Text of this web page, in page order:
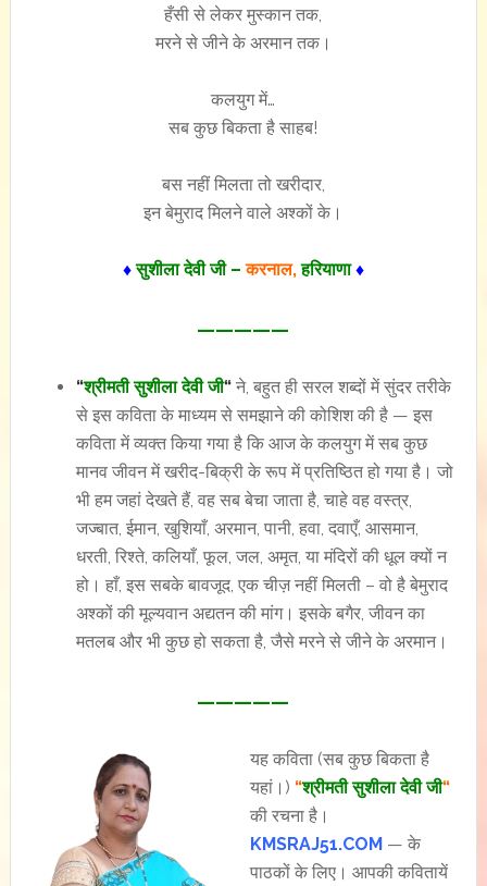
हँसी से लेकर मुस्कान तक,
मरने से जीने के अरमान तक।
कलयुग में…
सब कुछ बिकता है साहब!
बस नहीं मिलता तो खरीदार,
इन बेमुराद मिलने वाले अश्कों के।
♦सुशीला देवी जी –करनाल,हरियाणा ♦
—————
“श्रीमती सुशीला देवी जी“ने, बहुत ही सरल शब्दों में सुंदर तरीके
से इस कविता के माध्यम से समझाने की कोशिश की है — इस
कविता में व्यक्त किया गया है कि आज के कलयुग में सब कुछ
मानव जीवन में खरीद-बिक्री के रूप में प्रतिष्ठित हो गया है। जो
भी हम जहां देखते हैं, वह सब बेचा जाता है, चाहे वह वस्त्र,
जज्बात, ईमान, खुशियाँ, अरमान, पानी, हवा, दवाएँ, आसमान,
धरती, रिश्ते, कलियाँ, फूल, जल, अमृत, या मंदिरों की धूल क्यों न
हो। हाँ, इस सबके बावजूद, एक चीज़ नहीं मिलती – वो है बेमुराद
अश्कों की मूल्यवान अद्यतन की मांग। इसके बगैर, जीवन का
मतलब और भी कुछ हो सकता है, जैसे मरने से जीने के अरमान।
—————
यह कविता (सब कुछ बिकता है
यहां।) “श्रीमती सुशीला देवी जी“
की रचना है।
KMSRAJ51.COM— के
पाठकों के लिए। आपकी कवितायें